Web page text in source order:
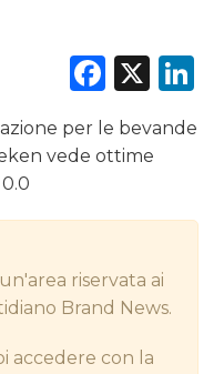
X
per le bevande
vede ottime
riservata ai
Brand News.
accedere con la